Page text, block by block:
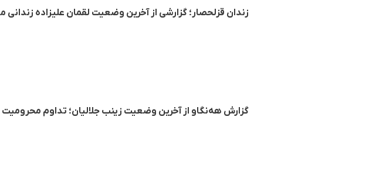
زندان قزلحصار؛ گزارشی از آخرین وضعیت لقمان علیزاده زندانی
گزارش هه‌نگاو از آخرین وضعیت زینب جلالیان؛ تداوم